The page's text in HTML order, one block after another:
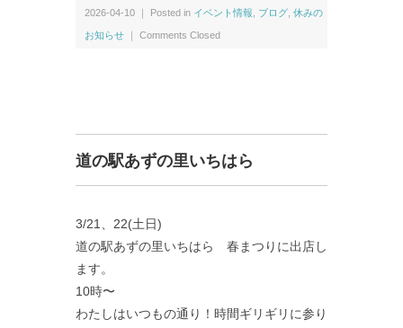
2026-04-10 ｜ Posted in イベント情報 ブログ 休みの
お知らせ ｜ Comments Closed
道の駅あずの里いちはら
3/21、22(土日)
道の駅あずの里いちはら 春まつりに出店し
ます。
10時〜
わたしはいつもの通り！時間ギリギリに参り